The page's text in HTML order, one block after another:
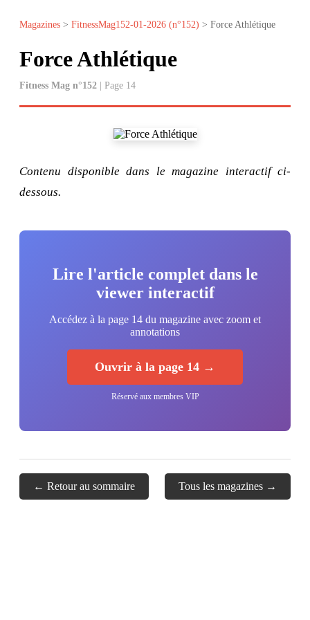
Magazines > FitnessMag152-01-2026 (n°152) > Force Athlétique
Force Athlétique
Fitness Mag n°152 | Page 14
Contenu disponible dans le magazine interactif ci-
dessous.
Lire l'article complet dans le
viewer interactif
Accédez à la page 14 du magazine avec zoom et
annotations
Ouvrir à la page 14 →
Réservé aux membres VIP
← Retour au sommaire Tous les magazines →